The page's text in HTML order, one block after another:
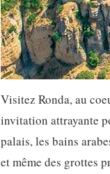
Visitez Ronda, au
invitation attrayante
palais, les bains
et même des grottes